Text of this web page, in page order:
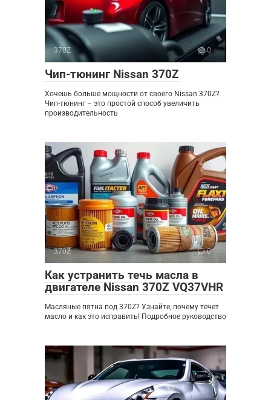
370Z 0
Чип-тюнинг Nissan 370Z
Хочешь больше мощности от своего Nissan 370Z?
Чип-тюнинг – это простой способ увеличить
производительность
370Z 0
Как устранить течь масла в
двигателе Nissan 370Z VQ37VHR
Масляные пятна под 370Z? Узнайте, почему течет
масло и как это исправить! Подробное руководство